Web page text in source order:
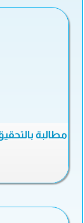
مطالبة